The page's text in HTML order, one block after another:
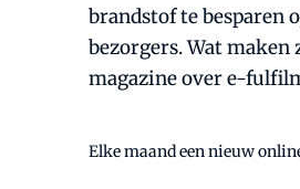
brandstof te besparen
bezorgers. Wat
magazine over e-
Elke maand een nieuw